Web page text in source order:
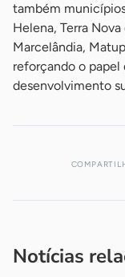
também
Helena, Terra
Marcelândia,
reforçando o
desenvolvimento
Notícias